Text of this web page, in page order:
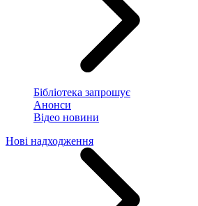
Бібліотека запрошує
Анонси
Відео новини
Нові надходження